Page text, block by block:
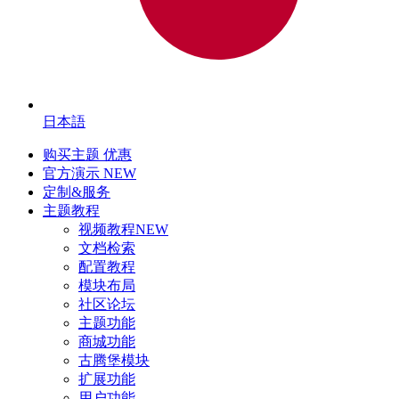
日本語
购买主题 优惠
官方演示 NEW
定制&服务
主题教程
视频教程NEW
文档检索
配置教程
模块布局
社区论坛
主题功能
商城功能
古腾堡模块
扩展功能